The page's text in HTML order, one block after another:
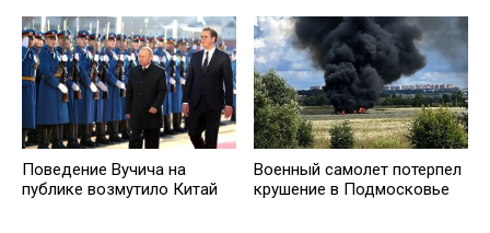
Поведение Вучича на
публике возмутило Китай
Военный самолет потерпел
крушение в Подмосковье